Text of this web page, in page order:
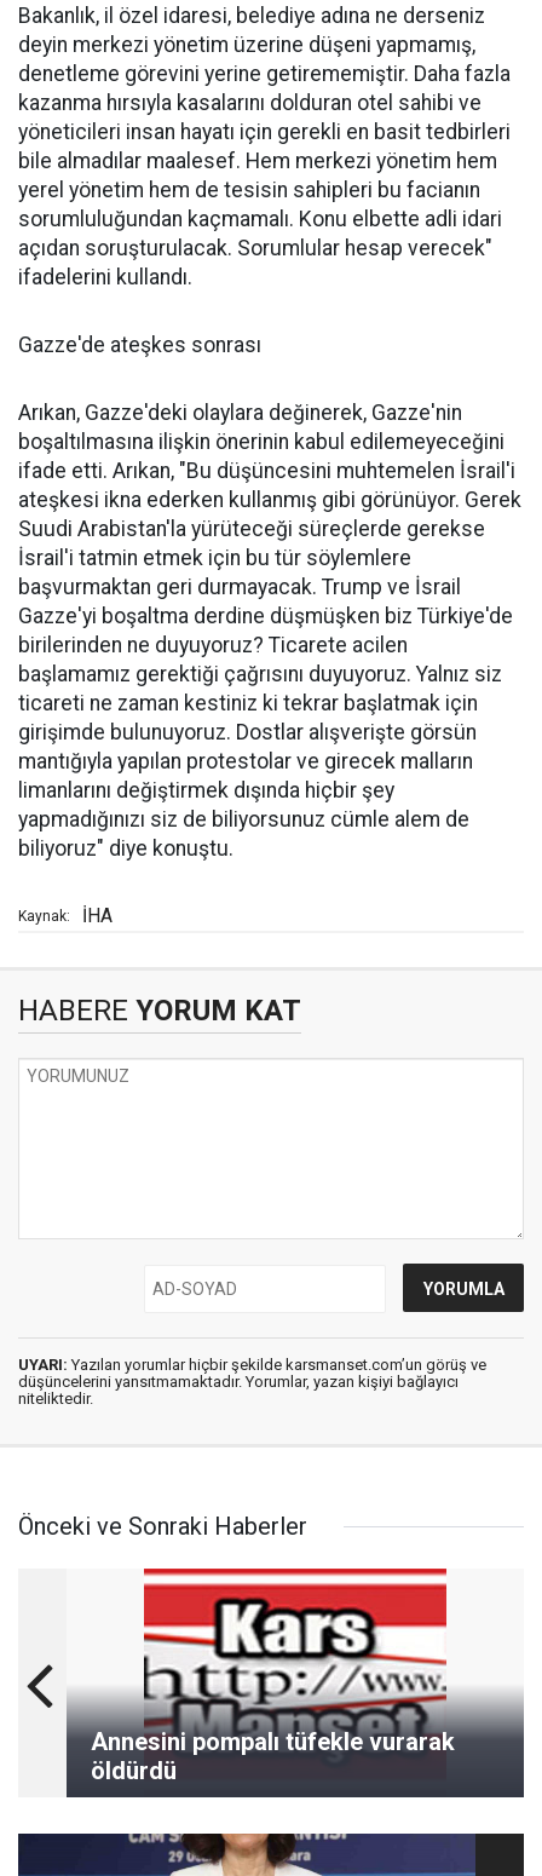
Bakanlık, il özel idaresi, belediye adına ne derseniz
deyin merkezi yönetim üzerine düşeni yapmamış,
denetleme görevini yerine getirememiştir. Daha fazla
kazanma hırsıyla kasalarını dolduran otel sahibi ve
yöneticileri insan hayatı için gerekli en basit tedbirleri
bile almadılar maalesef. Hem merkezi yönetim hem
yerel yönetim hem de tesisin sahipleri bu facianın
sorumluluğundan kaçmamalı. Konu elbette adli idari
açıdan soruşturulacak. Sorumlular hesap verecek"
ifadelerini kullandı.
Gazze'de ateşkes sonrası
Arıkan, Gazze'deki olaylara değinerek, Gazze'nin
boşaltılmasına ilişkin önerinin kabul edilemeyeceğini
ifade etti. Arıkan, "Bu düşüncesini muhtemelen İsrail'i
ateşkesi ikna ederken kullanmış gibi görünüyor. Gerek
Suudi Arabistan'la yürüteceği süreçlerde gerekse
İsrail'i tatmin etmek için bu tür söylemlere
başvurmaktan geri durmayacak. Trump ve İsrail
Gazze'yi boşaltma derdine düşmüşken biz Türkiye'de
birilerinden ne duyuyoruz? Ticarete acilen
başlamamız gerektiği çağrısını duyuyoruz. Yalnız siz
ticareti ne zaman kestiniz ki tekrar başlatmak için
girişimde bulunuyoruz. Dostlar alışverişte görsün
mantığıyla yapılan protestolar ve girecek malların
limanlarını değiştirmek dışında hiçbir şey
yapmadığınızı siz de biliyorsunuz cümle alem de
biliyoruz" diye konuştu.
Kaynak: İHA
HABERE YORUM KAT
UYARI: Yazılan yorumlar hiçbir şekilde karsmanset.com’un görüş ve
düşüncelerini yansıtmamaktadır. Yorumlar, yazan kişiyi bağlayıcı
niteliktedir.
Önceki ve Sonraki Haberler
Annesini pompalı tüfekle vurarak
öldürdü